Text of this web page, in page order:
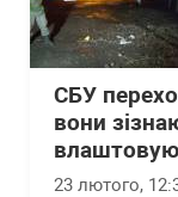
СБУ
вони
23 лютого,